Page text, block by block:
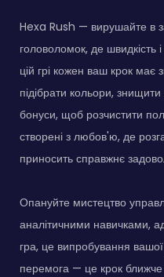
Hexa Rush — вирушайте в
головоломок, де швидкість
цій грі кожен ваш крок має
підібрати кольори,
бонуси, щоб розчистити
створені з любов'ю, де
приносить справжнє
Опануйте мистецтво
аналітичними навичками,
гра, це випробування
перемога — це крок ближче